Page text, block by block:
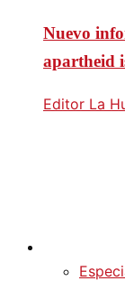
Nuevo
apartheid
Editor La